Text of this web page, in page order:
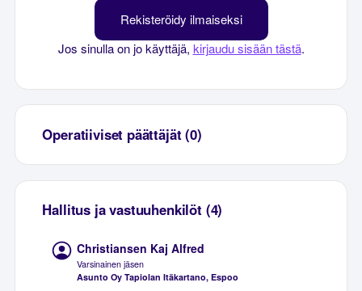
Rekisteröidy ilmaiseksi
Jos sinulla on jo käyttäjä, kirjaudu sisään tästä.
Operatiiviset päättäjät (0)
Hallitus ja vastuuhenkilöt (4)
Christiansen Kaj Alfred
Varsinainen jäsen
Asunto Oy Tapiolan Itäkartano, Espoo